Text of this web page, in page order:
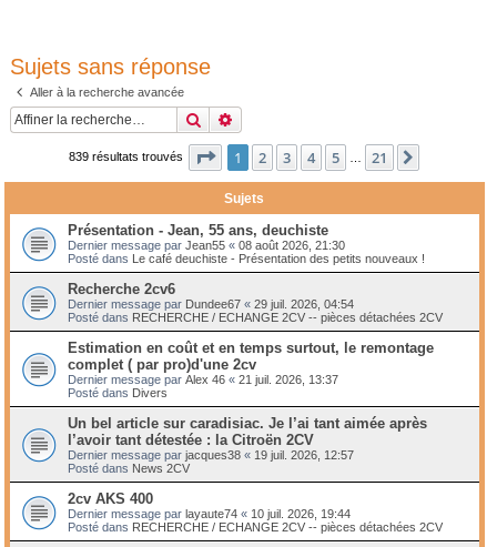
Sujets sans réponse
Aller à la recherche avancée
Rechercher
839 résultats trouvés Page 1sur21
1 2 3 4 5 21
Sujets
Présentation - Jean, 55 ans, deuchiste
Dernier message par Jean55 « 08 août 2026, 21:30
Posté dans Le café deuchiste - Présentation des petits nouveaux !
Recherche 2cv6
Dernier message par Dundee67 « 29 juil. 2026, 04:54
Posté dans RECHERCHE / ECHANGE 2CV -- pièces détachées 2CV
Estimation en coût et en temps surtout, le remontage
complet ( par pro)d'une 2cv
Dernier message par Alex 46 « 21 juil. 2026, 13:37
Posté dans Divers
Un bel article sur caradisiac. Je l’ai tant aimée après
l’avoir tant détestée : la Citroën 2CV
Dernier message par jacques38 « 19 juil. 2026, 12:57
Posté dans News 2CV
2cv AKS 400
Dernier message par layaute74 « 10 juil. 2026, 19:44
Posté dans RECHERCHE / ECHANGE 2CV -- pièces détachées 2CV